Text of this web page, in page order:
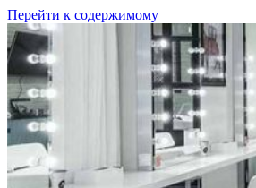
Перейти к содержимому